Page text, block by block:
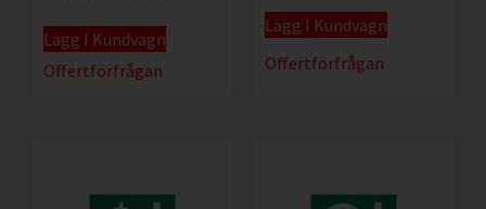
Lägg I Kundvagn
Offertförfrågan
Lägg I Kundvagn
Offertförfrågan